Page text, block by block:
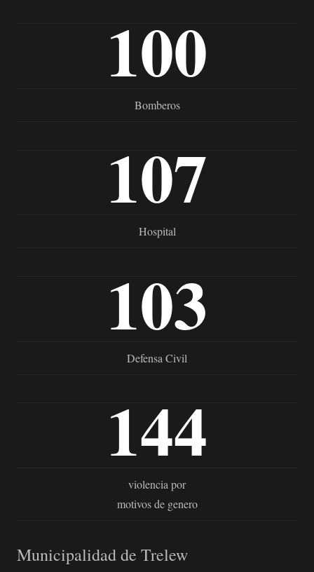
100
Bomberos
107
Hospital
103
Defensa Civil
144
violencia por
motivos de genero
Municipalidad de Trelew